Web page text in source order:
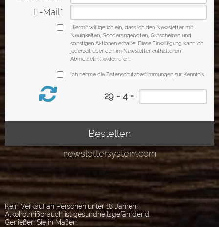
Kein Verkauf an Personen unter 18 Jahren!
Alkoholmißbrauch ist gesundheitsgefährdend.
Genießen Sie in Maßen.